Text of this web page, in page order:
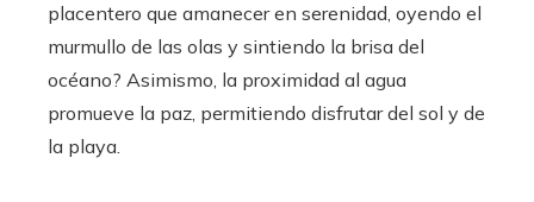
placentero que amanecer en serenidad, oyendo el
murmullo de las olas y sintiendo la brisa del
océano? Asimismo, la proximidad al agua
promueve la paz, permitiendo disfrutar del sol y de
la playa.